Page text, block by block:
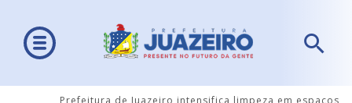
Prefeitura de Juazeiro intensifica limpeza em espaços